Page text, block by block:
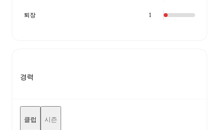
퇴장 1
경력
클럽 시즌